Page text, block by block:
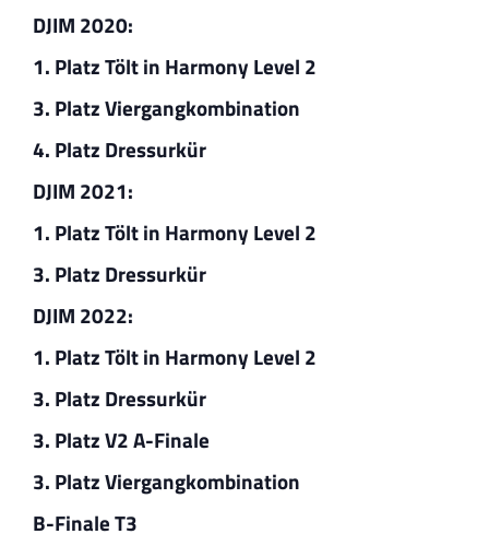
DJIM 2020:
1. Platz Tölt in Harmony Level 2
3. Platz Viergangkombination
4. Platz Dressurkür
DJIM 2021:
1. Platz Tölt in Harmony Level 2
3. Platz Dressurkür
DJIM 2022:
1. Platz Tölt in Harmony Level 2
3. Platz Dressurkür
3. Platz V2 A-Finale
3. Platz Viergangkombination
B-Finale T3